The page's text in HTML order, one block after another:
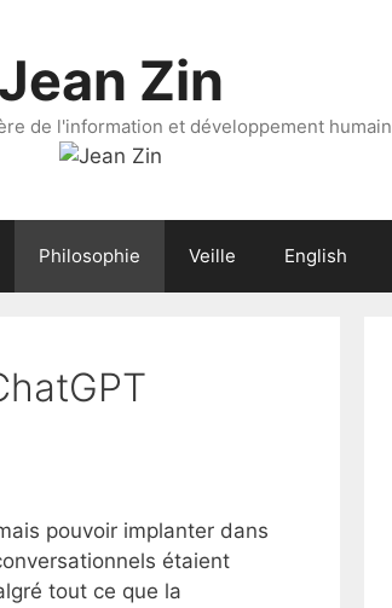
Jean Zin
de l'information et développement humain
Philosophie Veille English
pouvoir implanter dans
étaient
tout ce que la